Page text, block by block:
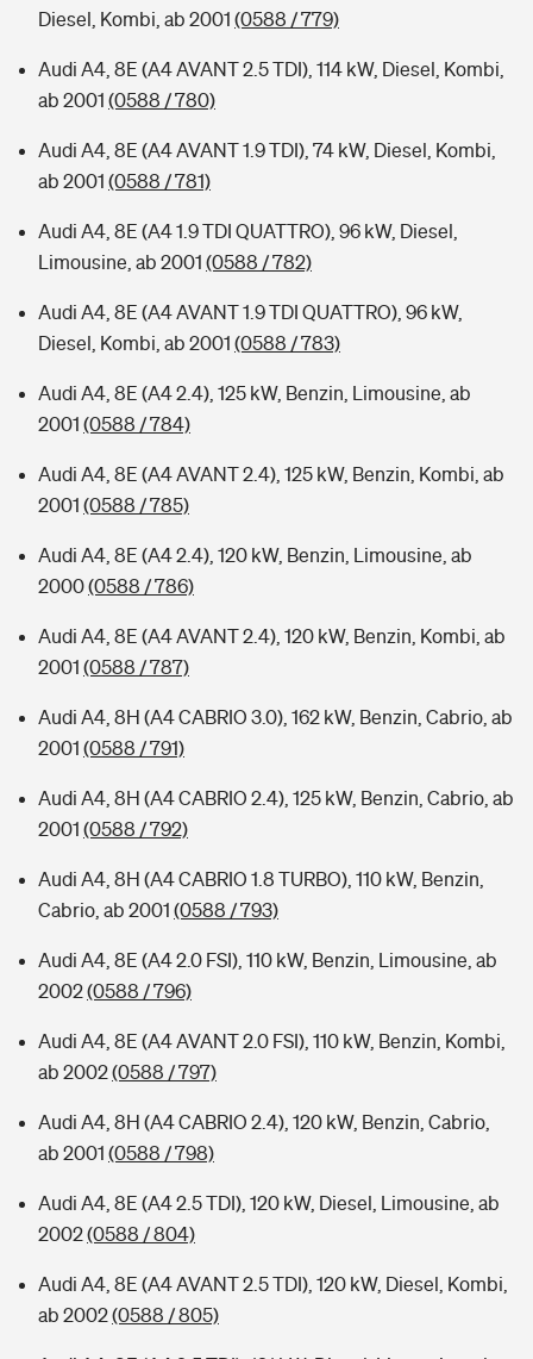
Diesel, Kombi, ab 2001 (0588 / 779)
Audi A4, 8E (A4 AVANT 2.5 TDI), 114 kW, Diesel, Kombi,
ab 2001 (0588 / 780)
Audi A4, 8E (A4 AVANT 1.9 TDI), 74 kW, Diesel, Kombi,
ab 2001 (0588 / 781)
Audi A4, 8E (A4 1.9 TDI QUATTRO), 96 kW, Diesel,
Limousine, ab 2001 (0588 / 782)
Audi A4, 8E (A4 AVANT 1.9 TDI QUATTRO), 96 kW,
Diesel, Kombi, ab 2001 (0588 / 783)
Audi A4, 8E (A4 2.4), 125 kW, Benzin, Limousine, ab
2001 (0588 / 784)
Audi A4, 8E (A4 AVANT 2.4), 125 kW, Benzin, Kombi, ab
2001 (0588 / 785)
Audi A4, 8E (A4 2.4), 120 kW, Benzin, Limousine, ab
2000(0588 / 786)
Audi A4, 8E (A4 AVANT 2.4), 120 kW, Benzin, Kombi, ab
2001 (0588 / 787)
Audi A4, 8H (A4 CABRIO 3.0), 162 kW, Benzin, Cabrio, ab
2001 (0588 / 791)
Audi A4, 8H (A4 CABRIO 2.4), 125 kW, Benzin, Cabrio, ab
2001 (0588 / 792)
Audi A4, 8H (A4 CABRIO 1.8 TURBO), 110 kW, Benzin,
Cabrio, ab 2001 (0588 / 793)
Audi A4, 8E (A4 2.0 FSI), 110 kW, Benzin, Limousine, ab
2002(0588 / 796)
Audi A4, 8E (A4 AVANT 2.0 FSI), 110 kW, Benzin, Kombi,
ab 2002(0588 / 797)
Audi A4, 8H (A4 CABRIO 2.4), 120 kW, Benzin, Cabrio,
ab 2001 (0588 / 798)
Audi A4, 8E (A4 2.5 TDI), 120 kW, Diesel, Limousine, ab
2002(0588 / 804)
Audi A4, 8E (A4 AVANT 2.5 TDI), 120 kW, Diesel, Kombi,
ab 2002(0588 / 805)